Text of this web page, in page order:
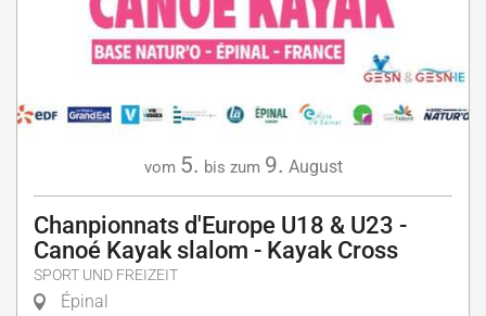
vom 5. bis zum 9. August
Chanpionnats d'Europe U18 & U23 -
Canoé Kayak slalom - Kayak Cross
SPORT UND FREIZEIT
Épinal